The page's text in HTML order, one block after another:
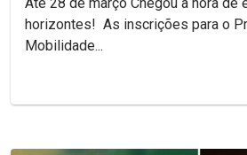
horizontes! As inscrições para o Programa de
Mobilidade...